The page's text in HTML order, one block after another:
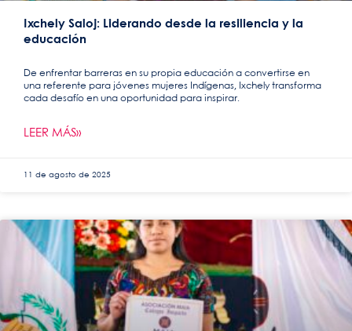
Ixchely Saloj: Liderando desde la resiliencia y la
educación
De enfrentar barreras en su propia educación a convertirse en
una referente para jóvenes mujeres Indígenas, Ixchely transforma
cada desafío en una oportunidad para inspirar.
LEER MÁS»
11 de agosto de 2025